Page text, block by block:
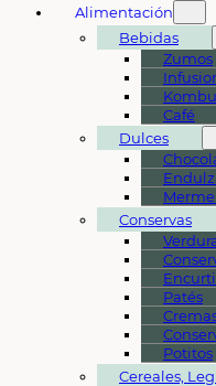
Alimentación
Bebidas
Zumos
Café
Dulces
Conservas
Patés
Potitos
Cereales,